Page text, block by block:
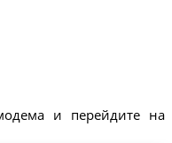
и перейдите на